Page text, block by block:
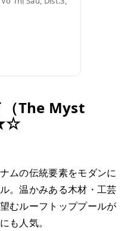
（The Myst
ムの伝統要素をモダンに
。温かみある木材・工芸
むルーフトッププールが
も人気。